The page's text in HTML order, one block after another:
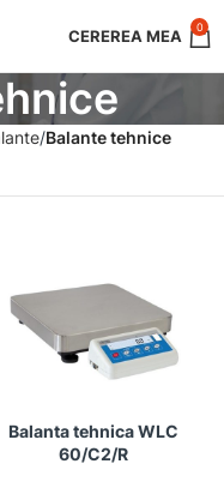
0
Balante tehnice
Balanta tehnica WLC
60/C2/R